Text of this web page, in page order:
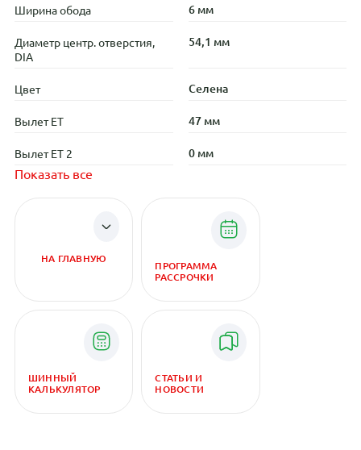
Ширина обода 6 мм
Диаметр центр. отверстия,
DIA
54,1 мм
Цвет Селена
Вылет ET 47 мм
Вылет ET 2 0 мм
Показать все
НА ГЛАВНУЮ
ПРОГРАММА
РАССРОЧКИ
ШИННЫЙ
КАЛЬКУЛЯТОР
СТАТЬИ И
НОВОСТИ